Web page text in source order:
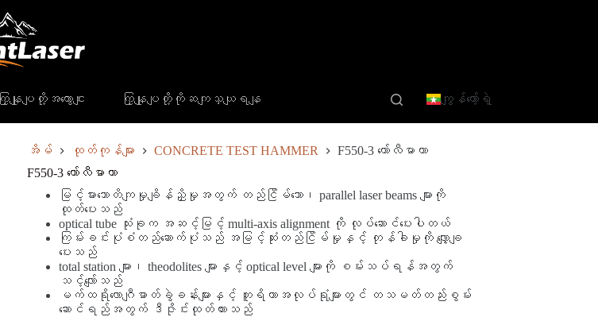
ကြှနျုပျတို့အကွောငျး ကြှနျုပျတို့ကိုဆကျသှယျရနျ ကျွန်တော့်ရဲ့
အိမ် ထုတ်ကုန်များ CONCRETE TEST HAMMER
F550-3 ကော်လီမာတာ
F550-3 ကော်လီမာတာ
မြင့်မားသောတိကျမှုချိန်ညှိမှုအတွက် တည်ငြိမ်သော၊ parallel laser beams များကို
ထုတ်ပေးသည်
optical tube သုံးခုက အဆင့်မြင့် multi-axis alignment ကို လုပ်ဆောင်ပေးပါတယ်
ကြမ်းခင်းပုံစံတည်ဆောက်ပုံသည် အမြင့်ဆုံးတည်ငြိမ်မှုနှင့် တုန်ခါမှုကို လျှော့ချ
ပေးသည်
total station များ၊ theodolites များနှင့် optical level များကို စမ်းသပ်ရန်အတွက်
သင့်လျော်သည်
မက်ထရိုလောဂျီဓာတ်ခွဲခန်းများနှင့် တူရိယာအလုပ်ရုံများတွင် တသမတ်တည်းစွမ်း
ဆောင်ရည်အတွက် ဒီဇိုင်းထုတ်ထားသည်